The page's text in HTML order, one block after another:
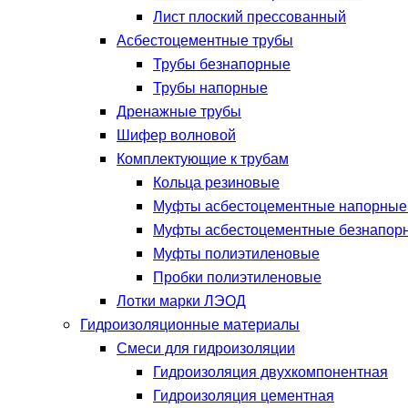
Лист плоский прессованный
Асбестоцементные трубы
Трубы безнапорные
Трубы напорные
Дренажные трубы
Шифер волновой
Комплектующие к трубам
Кольца резиновые
Муфты асбестоцементные
Муфты асбестоцементные
Муфты полиэтиленовые
Пробки полиэтиленовые
Лотки марки ЛЭОД
Гидроизоляционные материалы
Смеси для гидроизоляции
Гидроизоляция двухкомпонентная
Гидроизоляция цементная